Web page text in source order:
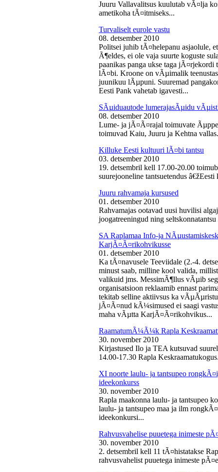
Juuru Vallavalitsus kuulutab vÃ¤lja
ametikoha tÃ¤itmiseks...
Turvaliselt eurole vastu
08. detsember 2010
Politsei juhib tÃ¤helepanu asjaolule,
Ã¶eldes, ei ole vaja suurte koguste
paanikas panga ukse taga
lÃ¤bi. Kroone on vÃµimalik
juunikuu lÃµpuni. Suuremad
Eesti Pank vahetab igavesti...
SÃµiduautode lumerajasÃµidu
08. detsember 2010
Lume- ja jÃ¤Ã¤rajal toimuvate
toimuvad Kaiu, Juuru ja Kehtna
Killuke Eesti kultuuri lÃ¤bi tantsu
03. detsember 2010
19. detsembril kell 17.00-20.00
suurejooneline tantsuetendus
Juuru rahvamaja kursused
01. detsember 2010
Rahvamajas ootavad uusi huvilisi
joogatreeningud ning seltskonnatantsu
SA Raplamaa Info-ja
KarjÃ¤Ã¤rikohvikusse
01. detsember 2010
Ka tÃ¤navusele Teeviidale (2.-4.
minust saab, milline kool valida,
valikuid jms. MessimÃ¶llus vÃµib
organisatsioon reklaamib ennast
tekitab selline aktiivsus ka
jÃ¤Ã¤nud kÃ¼simused ei saagi
maha vÃµtta KarjÃ¤Ã¤rikohvikus...
RaamatumÃ¼Ã¼k Rapla
30. november 2010
Kirjastused Ilo ja TEA kutsuvad
14.00-17.30 Rapla
XI noorte laulu- ja tantsupeo
ideekonkurss
30. november 2010
Rapla maakonna laulu- ja tantsupeo
laulu- ja tantsupeo maa ja ilm
ideekonkursi...
Rahvusvahelise puuetega inimeste
30. november 2010
2. detsembril kell 11 tÃ¤histatakse
rahvusvahelist puuetega inimeste